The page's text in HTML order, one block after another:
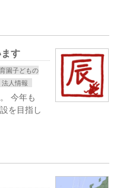
す
園子どもの
法人情報
今年も
を目指し